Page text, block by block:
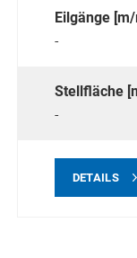
Eilgänge
-
Stellfläche
-
DETAILS